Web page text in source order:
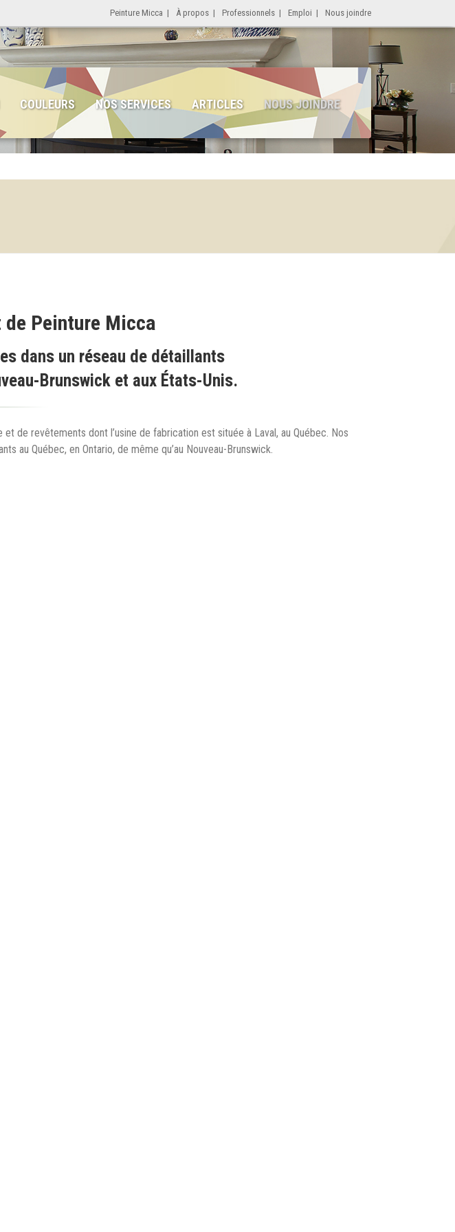
Peinture Micca | À propos | Professionnels | Emploi | Nous joindre
COULEURS NOS SERVICES ARTICLES NOUS JOINDRE
Peinture Micca
dans un réseau de détaillants
Brunswick et aux États-Unis.
de revêtements dont l’usine de fabrication est située à Laval, au Québec. Nos
au Québec, en Ontario, de même qu’au Nouveau-Brunswick.